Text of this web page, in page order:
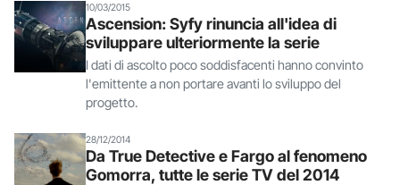
10/03/2015
Ascension: Syfy rinuncia all'idea di
sviluppare ulteriormente la serie
I dati di ascolto poco soddisfacenti hanno convinto
l'emittente a non portare avanti lo sviluppo del
progetto.
28/12/2014
Da True Detective e Fargo al fenomeno
Gomorra, tutte le serie TV del 2014